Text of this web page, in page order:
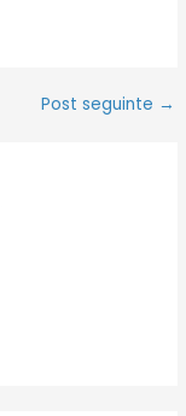
Post seguinte →